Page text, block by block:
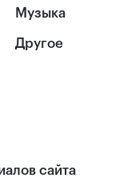
Музыка
Другое
сайта